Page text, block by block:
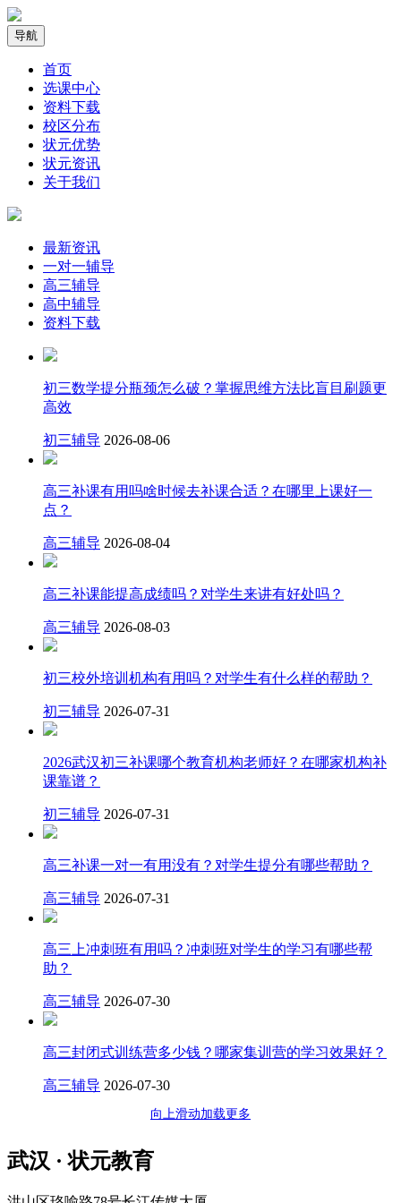
导航
首页
选课中心
资料下载
校区分布
状元优势
状元资讯
关于我们
最新资讯
一对一辅导
高三辅导
高中辅导
资料下载
​初三数学提分瓶颈怎么破？掌握思维方法比盲目刷题更
高效
初三辅导 2026-08-06
高三补课有用吗啥时候去补课合适？在哪里上课好一
点？
高三辅导 2026-08-04
高三补课能提高成绩吗？对学生来讲有好处吗？
高三辅导 2026-08-03
初三校外培训机构有用吗？对学生有什么样的帮助？
初三辅导 2026-07-31
2026武汉初三补课哪个教育机构老师好？在哪家机构补
课靠谱？
初三辅导 2026-07-31
高三补课一对一有用没有？对学生提分有哪些帮助？
高三辅导 2026-07-31
高三上冲刺班有用吗？冲刺班对学生的学习有哪些帮
助？
高三辅导 2026-07-30
高三封闭式训练营多少钱？哪家集训营的学习效果好？
高三辅导 2026-07-30
向上滑动加载更多
武汉 · 状元教育